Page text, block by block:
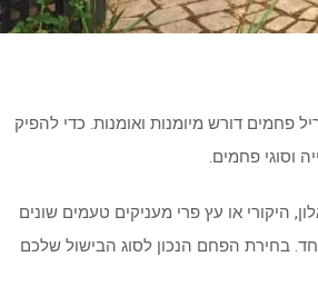
פחמים דורש מיומנות ואומנות. כדי להפיק
וסוגי פחמים.
או עץ פרי מעניקים טעמים שונים
בחירת הפחם הנכון לסוג הבישול שלכם